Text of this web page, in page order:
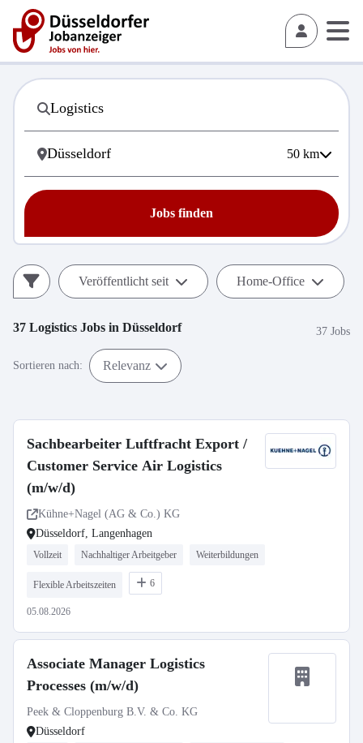
50 km
Jobs finden
Veröffentlicht seit Home-Office
37 Logistics Jobs in Düsseldorf 37 Jobs
Sortieren nach: Relevanz
Sachbearbeiter Luftfracht Export /
Customer Service Air Logistics
(m/w/d)
Kühne+Nagel (AG & Co.) KG
Düsseldorf, Langenhagen
Vollzeit Nachhaltiger Arbeitgeber Weiterbildungen
Flexible Arbeitszeiten 6
05.08.2026
Associate Manager Logistics
Processes (m/w/d)
Peek & Cloppenburg B.V. & Co. KG
Düsseldorf